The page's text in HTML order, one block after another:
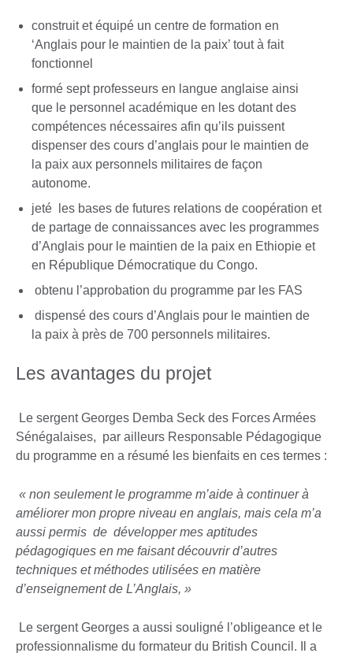
construit et équipé un centre de formation en
‘Anglais pour le maintien de la paix’ tout à fait
fonctionnel
formé sept professeurs en langue anglaise ainsi
que le personnel académique en les dotant des
compétences nécessaires afin qu’ils puissent
dispenser des cours d’anglais pour le maintien de
la paix aux personnels militaires de façon
autonome.
jeté les bases de futures relations de coopération et
de partage de connaissances avec les programmes
d’Anglais pour le maintien de la paix en Ethiopie et
en République Démocratique du Congo.
obtenu l’approbation du programme par les FAS
dispensé des cours d’Anglais pour le maintien de
la paix à près de 700 personnels militaires.
Les avantages du projet
Le sergent Georges Demba Seck des Forces Armées
Sénégalaises, par ailleurs Responsable Pédagogique
du programme en a résumé les bienfaits en ces termes :
« non seulement le programme m’aide à continuer à
améliorer mon propre niveau en anglais, mais cela m’a
aussi permis de développer mes aptitudes
pédagogiques en me faisant découvrir d’autres
techniques et méthodes utilisées en matière
d’enseignement de L’Anglais, »
Le sergent Georges a aussi souligné l’obligeance et le
professionnalisme du formateur du British Council. Il a